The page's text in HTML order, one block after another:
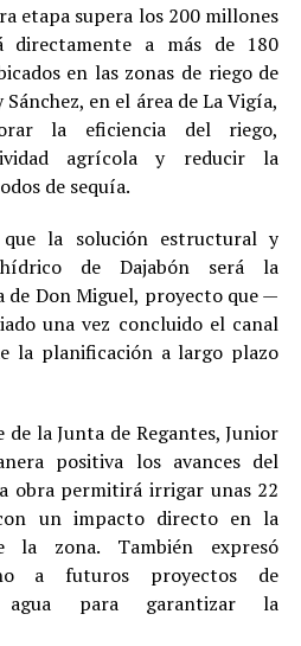
etapa supera los 200 millones
directamente a más de 180
en las zonas de riego de
en el área de La Vigía,
la eficiencia del riego,
agrícola y reducir la
de sequía.
la solución estructural y
de Dajabón será la
de Don Miguel, proyecto que —
una vez concluido el canal
la planificación a largo plazo
la Junta de Regantes, Junior
positiva los avances del
obra permitirá irrigar unas 22
un impacto directo en la
la zona. También expresó
a futuros proyectos de
agua para garantizar la